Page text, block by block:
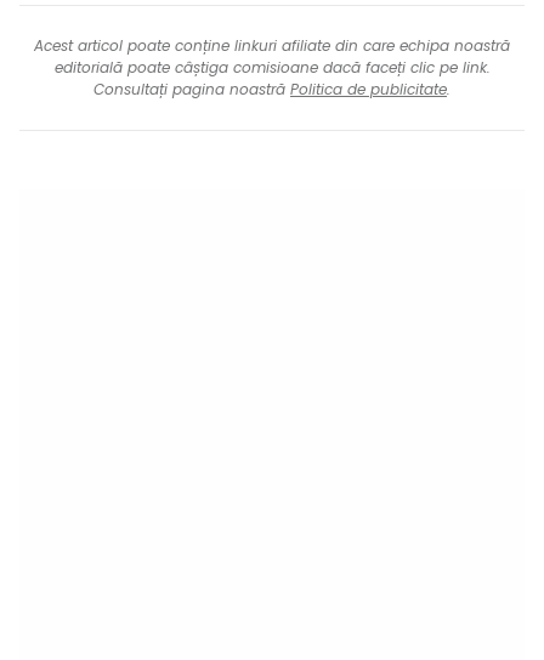
Acest articol poate conține linkuri afiliate din care echipa noastră
editorială poate câștiga comisioane dacă faceți clic pe link.
Consultați pagina noastră Politica de publicitate.